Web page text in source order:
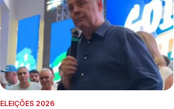
ELEIÇÕES 2026